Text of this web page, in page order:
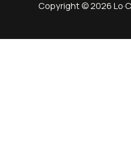
Copyright © 2026